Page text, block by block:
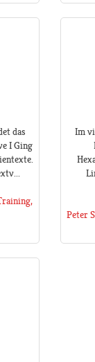
das
I Ging
Im
Peter